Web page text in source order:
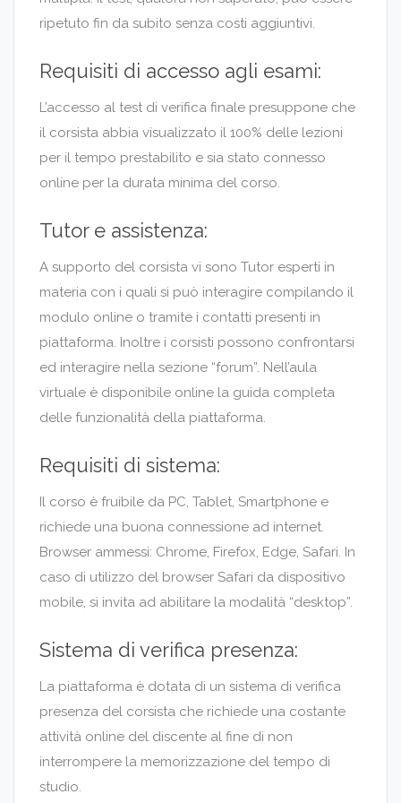
ripetuto fin da subito senza costi aggiuntivi.
Requisiti di accesso agli esami:
L’accesso al test di verifica finale presuppone che
il corsista abbia visualizzato il 100% delle lezioni
per il tempo prestabilito e sia stato connesso
online per la durata minima del corso.
Tutor e assistenza:
A supporto del corsista vi sono Tutor esperti in
materia con i quali si può interagire compilando il
modulo online o tramite i contatti presenti in
piattaforma. Inoltre i corsisti possono confrontarsi
ed interagire nella sezione “forum”. Nell’aula
virtuale è disponibile online la guida completa
delle funzionalità della piattaforma.
Requisiti di sistema:
Il corso è fruibile da PC, Tablet, Smartphone e
richiede una buona connessione ad internet.
Browser ammessi: Chrome, Firefox, Edge, Safari. In
caso di utilizzo del browser Safari da dispositivo
mobile, si invita ad abilitare la modalità “desktop”.
Sistema di verifica presenza:
La piattaforma è dotata di un sistema di verifica
presenza del corsista che richiede una costante
attività online del discente al fine di non
interrompere la memorizzazione del tempo di
studio.